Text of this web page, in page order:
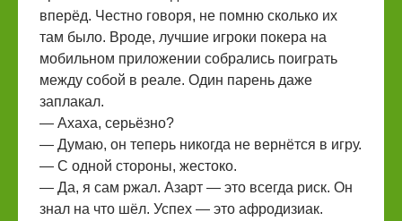
вперёд. Честно говоря, не помню сколько их
там было. Вроде, лучшие игроки покера на
мобильном приложении собрались поиграть
между собой в реале. Один парень даже
заплакал.
— Ахаха, серьёзно?
— Думаю, он теперь никогда не вернётся в игру.
— С одной стороны, жестоко.
— Да, я сам ржал. Азарт — это всегда риск. Он
знал на что шёл. Успех — это афродизиак.